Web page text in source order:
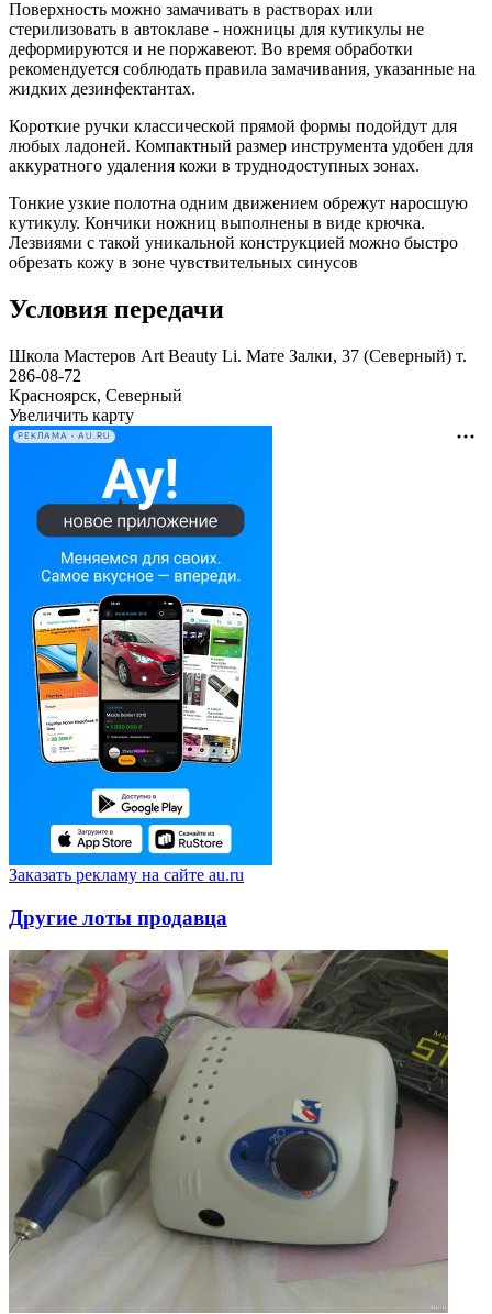
Поверхность можно замачивать в растворах или
стерилизовать в автоклаве - ножницы для кутикулы не
деформируются и не поржавеют. Во время обработки
рекомендуется соблюдать правила замачивания, указанные на
жидких дезинфектантах.
Короткие ручки классической прямой формы подойдут для
любых ладоней. Компактный размер инструмента удобен для
аккуратного удаления кожи в труднодоступных зонах.
Тонкие узкие полотна одним движением обрежут наросшую
кутикулу. Кончики ножниц выполнены в виде крючка.
Лезвиями с такой уникальной конструкцией можно быстро
обрезать кожу в зоне чувствительных синусов
Условия передачи
Школа Мастеров Art Beauty Li. Мате Залки, 37 (Северный) т.
286-08-72
Красноярск, Северный
Увеличить карту
РЕКЛАМА • AU.RU
Заказать рекламу на сайте au.ru
Другие лоты продавца